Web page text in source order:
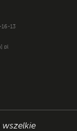
13
pl
wszelkie